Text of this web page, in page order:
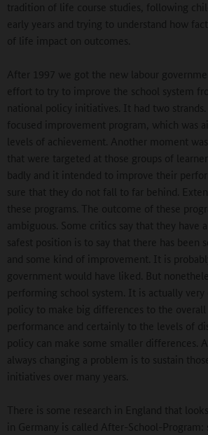
tradition of life course studies, following
early years and trying to understand how
of life impact on outcomes.
After 1997 we got the new labour
effort to try to improve the school system
national policy initiatives. It had two
focused improvement program, which was
levels of achievement. Another moment
that were targeted at those groups of
badly and it intended to improve their
sure that they do not fall to far behind.
these programs. The outcome of these
ambiguous. Some critics say that they have
safest position is to say that there has been
and some kind of improvement. It is
government would have liked. But
performing school system. It is actually
policy to make big differences to the overall
performance and certainly to the levels of
policy can make some smaller differences.
always changing a problem is to sustain
initiatives over many years.
There is some research in England that
in Germany is called After-School-